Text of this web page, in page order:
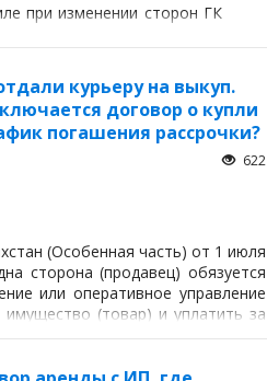
при изменении сторон ГК
или расторжения
курьеру на выкуп.
договор о купли
погашения рассрочки?
622
(Особенная часть) от 1 июля
сторона (продавец) обязуется
или оперативное управление
имущество (товар) и уплатить за